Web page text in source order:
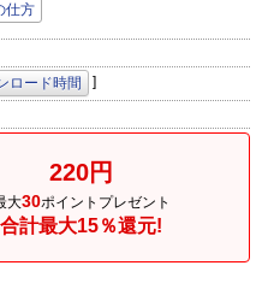
仕方
ロード時間
]
220円
大30ポイントプレゼント
合計最大15％還元!